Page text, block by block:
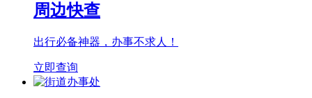
周边快查
出行必备神器，办事不求人！
立即查询